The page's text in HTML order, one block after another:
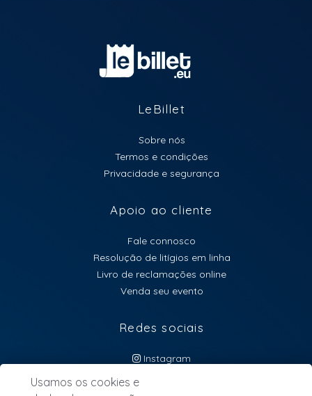
LeBillet
Sobre nós
Termos e condições
Privacidade e segurança
Apoio ao cliente
Fale connosco
Resolução de litígios em linha
Livro de reclamações online
Venda seu evento
Redes sociais
Instagram
atendimento@lebillet.eu
Usamos os cookies e